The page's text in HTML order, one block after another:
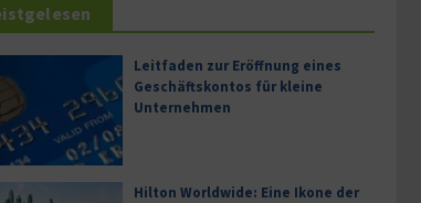
Leitfaden zur Eröffnung eines
Geschäftskontos für kleine
Unternehmen
Hilton Worldwide: Eine Ikone der